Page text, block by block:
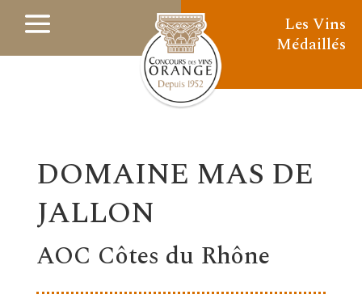
Les Vins
Médaillés
DOMAINE MAS DE
JALLON
AOC Côtes du Rhône